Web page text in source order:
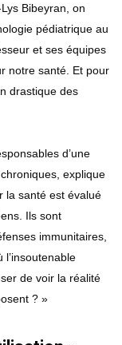
Bibeyran, on
pédiatrique au
et ses équipes
notre santé. Et pour
drastique des
d’une
explique
la santé est évalué
Ils sont
immunitaires,
de voir la réalité
? »